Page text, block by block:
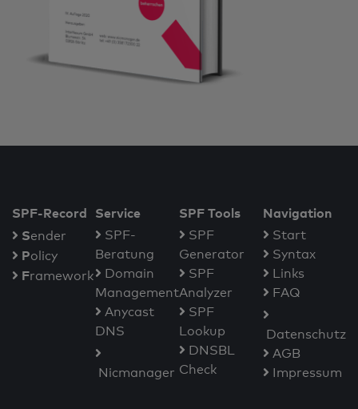
SPF-Record
Sender
Policy
Framework
Service
SPF-
Beratung
Domain
Management
Anycast
DNS
Nicmanager
SPF Tools
SPF
Generator
SPF
Analyzer
SPF
Lookup
DNSBL
Check
Navigation
Start
Syntax
Links
FAQ
Datenschutz
AGB
Impressum